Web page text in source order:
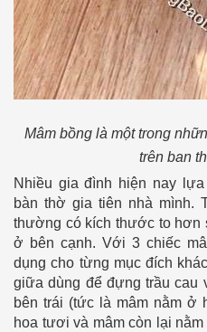
Mâm bồng là một trong
trên ban
Nhiều gia đình hiện nay
bàn thờ gia tiên nhà mình.
thường có kích thước to hơn
ở bên cạnh. Với 3 chiếc
dụng cho từng mục đích
giữa dùng để đựng trầu cau
bên trái (tức là mâm nằm ở
hoa tươi và mâm còn lại